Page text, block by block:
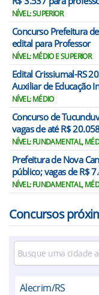
NÍVEL: SUPERIOR
Concurso Prefeitura
edital para Professor
NÍVEL: MÉDIO E SUPERIOR
Edital Crissiumal-RS
Auxiliar de Educação
NÍVEL: MÉDIO
Concurso de
vagas de até R$
NÍVEL: FUNDAMENTAL,
Prefeitura de Nova
público; vagas de R$
NÍVEL: FUNDAMENTAL,
Concursos
Alecrim/RS